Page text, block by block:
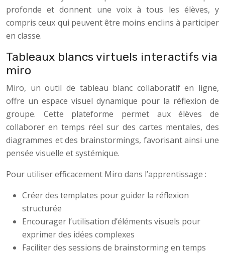
profonde et donnent une voix à tous les élèves, y
compris ceux qui peuvent être moins enclins à participer
en classe.
Tableaux blancs virtuels interactifs via
miro
Miro, un outil de tableau blanc collaboratif en ligne,
offre un espace visuel dynamique pour la réflexion de
groupe. Cette plateforme permet aux élèves de
collaborer en temps réel sur des cartes mentales, des
diagrammes et des brainstormings, favorisant ainsi une
pensée visuelle et systémique.
Pour utiliser efficacement Miro dans l’apprentissage :
Créer des templates pour guider la réflexion
structurée
Encourager l’utilisation d’éléments visuels pour
exprimer des idées complexes
Faciliter des sessions de brainstorming en temps